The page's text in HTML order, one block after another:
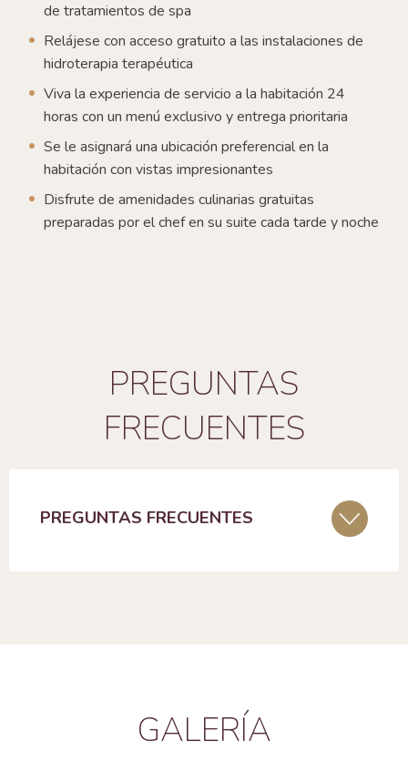
de tratamientos de spa
Relájese con acceso gratuito a las instalaciones de
hidroterapia terapéutica
Viva la experiencia de servicio a la habitación 24
horas con un menú exclusivo y entrega prioritaria
Se le asignará una ubicación preferencial en la
habitación con vistas impresionantes
Disfrute de amenidades culinarias gratuitas
preparadas por el chef en su suite cada tarde y noche
PREGUNTAS
FRECUENTES
PREGUNTAS FRECUENTES
GALERÍA